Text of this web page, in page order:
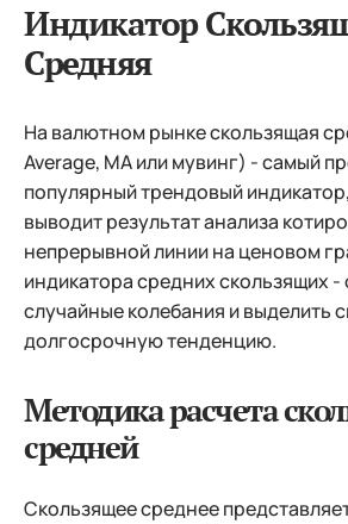
Партнеру
Индикатор
Средняя
На валютном рынке скользящая
Average, MA или мувинг) - самый
популярный трендовый
выводит результат анализа
непрерывной линии на ценовом
индикатора средних скользящих -
случайные колебания и выделить
долгосрочную тенденцию.
Методика расчета
средней
Скользящее среднее